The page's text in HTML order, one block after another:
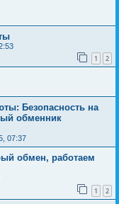
1 2
Безопасность на
обменник
07:37
обмен, работаем
1 2